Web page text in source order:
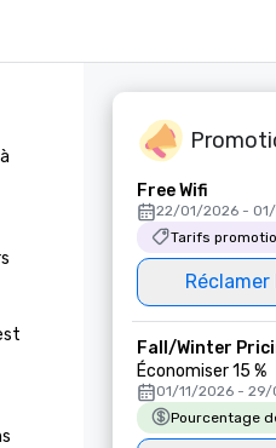
Free Wifi
22/01/2026 -
Tarifs
Fall/Winter
Économiser 15 %
01/11/2026 -
Pourcentage